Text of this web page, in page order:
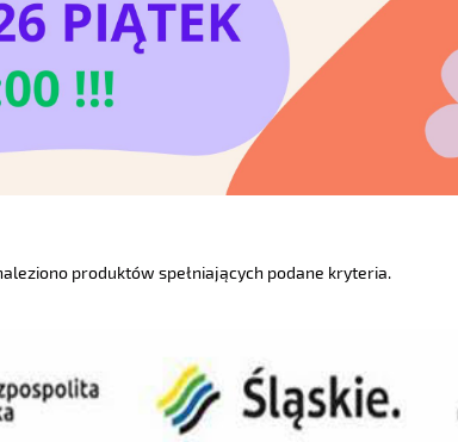
produktów spełniających podane kryteria.